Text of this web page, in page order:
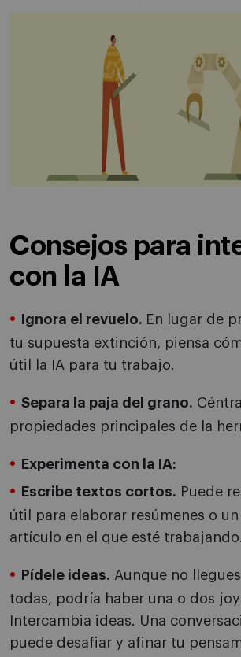
Consejos para
con la IA
Ignora el revuelo. En lugar de
tu supuesta extinción, piensa
útil la IA para tu trabajo.
Separa la paja del grano.
propiedades principales de la
Experimenta con la IA:
Escribe textos cortos. Puede
útil para elaborar resúmenes o un
artículo en el que esté trabajando.
Pídele ideas. Aunque no
todas, podría haber una o dos
Intercambia ideas. Una
puede desafiar y afinar tu